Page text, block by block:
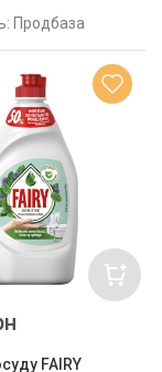
Продбаза
FAIRY